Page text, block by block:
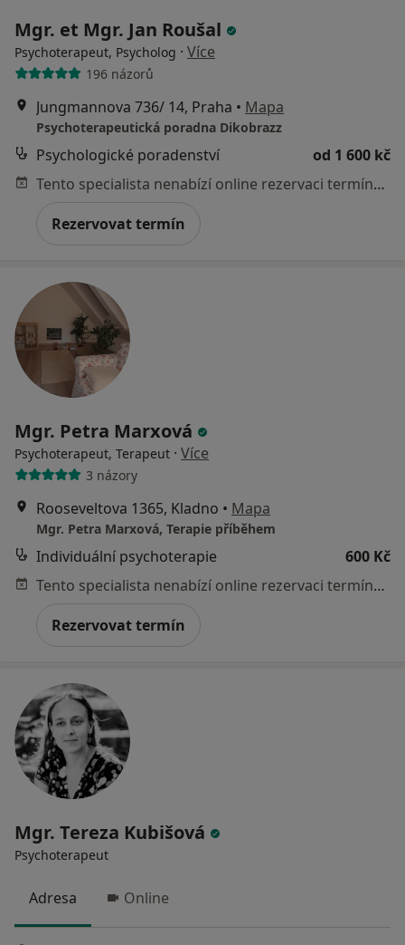
Mgr. et Mgr. Jan Roušal
Psychoterapeut, Psycholog · Více
196 názorů
Jungmannova 736/ 14, Praha • Mapa
Psychoterapeutická poradna Dikobrazz
Psychologické poradenství
od 1 600 kč
Tento specialista nenabízí online rezervaci termínu na této adrese.
Rezervovat termín
Mgr. Petra Marxová
Psychoterapeut, Terapeut · Více
3 názory
Rooseveltova 1365, Kladno • Mapa
Mgr. Petra Marxová, Terapie příběhem
Individuální psychoterapie
600 Kč
Tento specialista nenabízí online rezervaci termínu na této adrese.
Rezervovat termín
Mgr. Tereza Kubišová
Psychoterapeut
Adresa Online